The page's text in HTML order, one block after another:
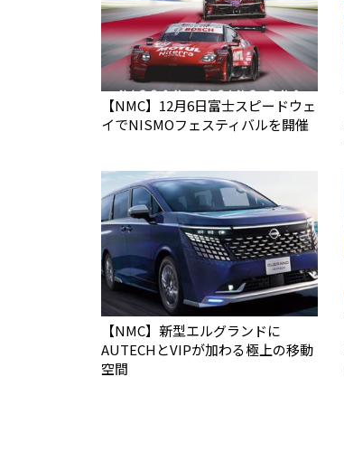
【NMC】12月6日富士スピードウェ
イでNISMOフェスティバルを開催
【NMC】新型エルグランドに
AUTECHとVIPが加わる極上の移動
空間